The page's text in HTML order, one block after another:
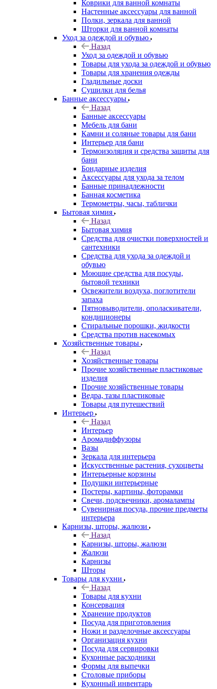
Коврики для ванной комнаты
Настенные аксессуары для ванной
Полки, зеркала для ванной
Шторки для ванной комнаты
Уход за одеждой и обувью
Назад
Уход за одеждой и обувью
Товары для ухода за одеждой и обувью
Товары для хранения одежды
Гладильные доски
Сушилки для белья
Банные аксессуары
Назад
Банные аксессуары
Мебель для бани
Камни и соляные товары для бани
Интерьер для бани
Термоизоляция и средства защиты для
бани
Бондарные изделия
Аксеcсуары для ухода за телом
Банные принадлежности
Банная косметика
Термометры, часы, таблички
Бытовая химия
Назад
Бытовая химия
Средства для очистки поверхностей и
сантехники
Средства для ухода за одеждой и
обувью
Моющие средства для посуды,
бытовой техники
Освежители воздуха, поглотители
запаха
Пятновыводители, ополаскиватели,
кондиционеры
Стиральные порошки, жидкости
Средства против насекомых
Хозяйственные товары
Назад
Хозяйственные товары
Прочие хозяйственные пластиковые
изделия
Прочие хозяйственные товары
Ведра, тазы пластиковые
Товары для путешествий
Интерьер
Назад
Интерьер
Аромадиффузоры
Вазы
Зеркала для интерьера
Искусственные растения, сухоцветы
Интерьерные корзины
Подушки интерьерные
Постеры, картины, фоторамки
Свечи, подсвечники, аромалампы
Сувенирная посуда, прочие предметы
интерьера
Карнизы, шторы, жалюзи
Назад
Карнизы, шторы, жалюзи
Жалюзи
Карнизы
Шторы
Товары для кухни
Назад
Товары для кухни
Консервация
Хранение продуктов
Посуда для приготовления
Ножи и разделочные аксессуары
Организация кухни
Посуда для сервировки
Кухонные расходники
Формы для выпечки
Столовые приборы
Кухонный инвентарь